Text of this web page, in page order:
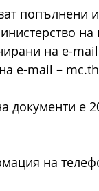
попълнени
на е-
е-mail –
документи е
на